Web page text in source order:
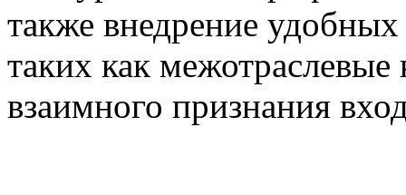
также внедрение
таких как
взаимного признания